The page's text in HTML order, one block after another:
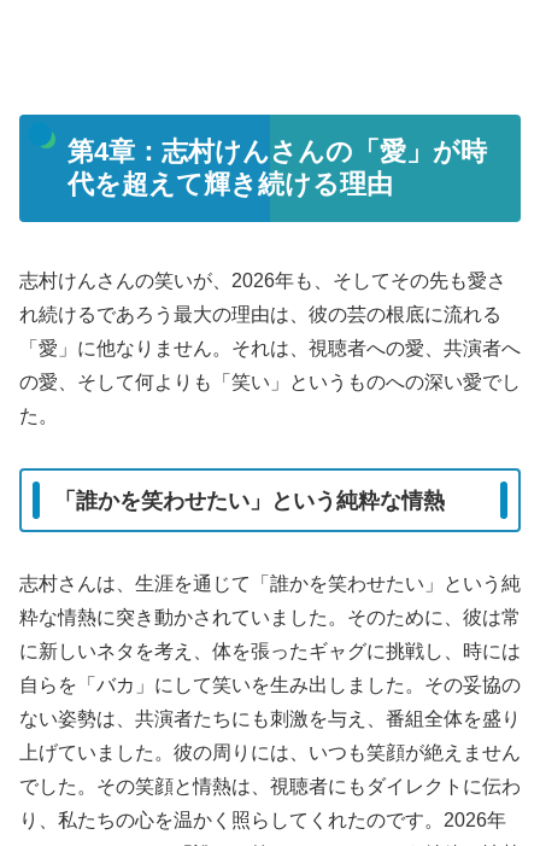
第4章：志村けんさんの「愛」が時
代を超えて輝き続ける理由
志村けんさんの笑いが、2026年も、そしてその先も愛さ
れ続けるであろう最大の理由は、彼の芸の根底に流れる
「愛」に他なりません。それは、視聴者への愛、共演者へ
の愛、そして何よりも「笑い」というものへの深い愛でし
た。
「誰かを笑わせたい」という純粋な情熱
志村さんは、生涯を通じて「誰かを笑わせたい」という純
粋な情熱に突き動かされていました。そのために、彼は常
に新しいネタを考え、体を張ったギャグに挑戦し、時には
自らを「バカ」にして笑いを生み出しました。その妥協の
ない姿勢は、共演者たちにも刺激を与え、番組全体を盛り
上げていました。彼の周りには、いつも笑顔が絶えません
でした。その笑顔と情熱は、視聴者にもダイレクトに伝わ
り、私たちの心を温かく照らしてくれたのです。2026年